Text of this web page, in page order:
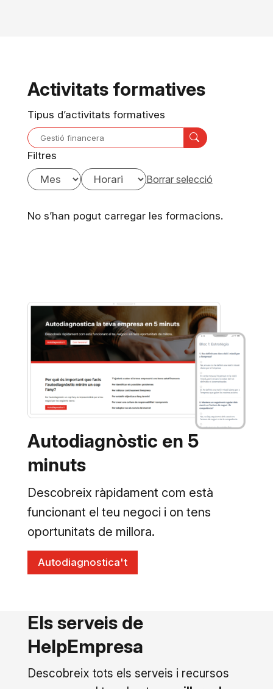
Activitats formatives
Tipus d’activitats formatives
Filtres
Borrar selecció
No s’han pogut carregar les formacions.
Autodiagnòstic en 5
minuts
Descobreix ràpidament com està
funcionant el teu negoci i on tens
oportunitats de millora.
Autodiagnostica't
Els serveis de
HelpEmpresa
Descobreix tots els serveis i recursos